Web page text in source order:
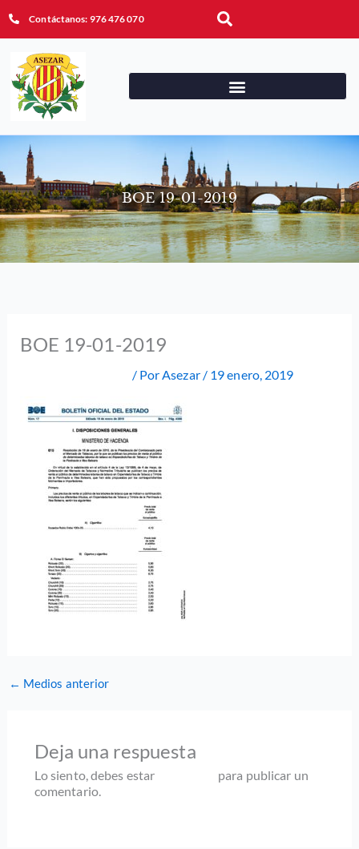
al
contenido
Contáctanos: 976 476 070 Buscar
BOE 19-01-2019
BOE 19-01-2019
/ Por Asezar / 19 enero, 2019
← Medios anterior
Deja una respuesta
Lo siento, debes estar
para publicar un
comentario.